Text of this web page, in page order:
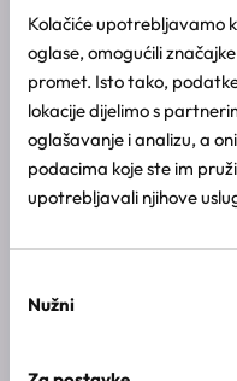
Kolačiće upotrebljavamo
oglase, omogućili
promet. Isto tako,
lokacije dijelimo s
oglašavanje i analizu, a
podacima koje ste im
upotrebljavali njihove
pristanka
Nužni
Lagana dvofazna
Kombinacija uljne i
Ultra-fini raspršivač
Ostavlja svjež,
ljepljivosti
DODATNE
TIP KOŽE